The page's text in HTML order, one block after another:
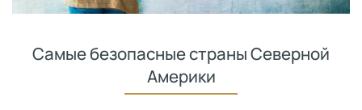
Самые безопасные страны Северной
Америки